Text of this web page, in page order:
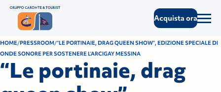
Acquista ora
HOME PRESSROOM “LE PORTINAIE, DRAG QUEEN SHOW”, EDIZIONE SPECIALE DI
ONDE SONORE PER SOSTENERE L’ARCIGAY MESSINA
“Le portinaie, drag